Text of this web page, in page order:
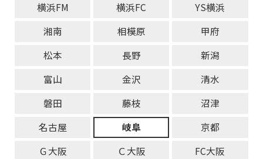
横浜FM
横浜FC
YS横浜
湘南
相模原
甲府
松本
長野
新潟
富山
金沢
清水
磐田
藤枝
沼津
名古屋
岐阜
京都
Ｇ大阪
Ｃ大阪
FC大阪